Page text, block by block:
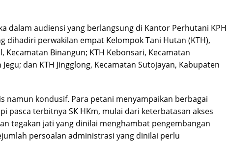
dalam audiensi yang berlangsung di Kantor Perhutani KPH
dihadiri perwakilan empat Kelompok Tani Hutan (KTH),
Kecamatan Binangun; KTH Kebonsari, Kecamatan
dan KTH Jingglong, Kecamatan Sutojayan, Kabupaten
namun kondusif. Para petani menyampaikan berbagai
pasca terbitnya SK HKm, mulai dari keterbatasan akses
tegakan jati yang dinilai menghambat pengembangan
persoalan administrasi yang dinilai perlu